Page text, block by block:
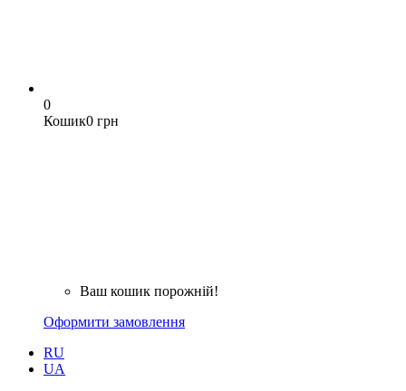
0
Кошик0 грн
Ваш кошик порожній!
Оформити замовлення
RU
UA